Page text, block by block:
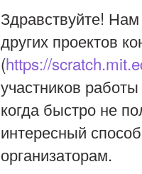
Здравствуйте!
других проектов
(https://
участников
когда быстро не
интересный
организаторам.